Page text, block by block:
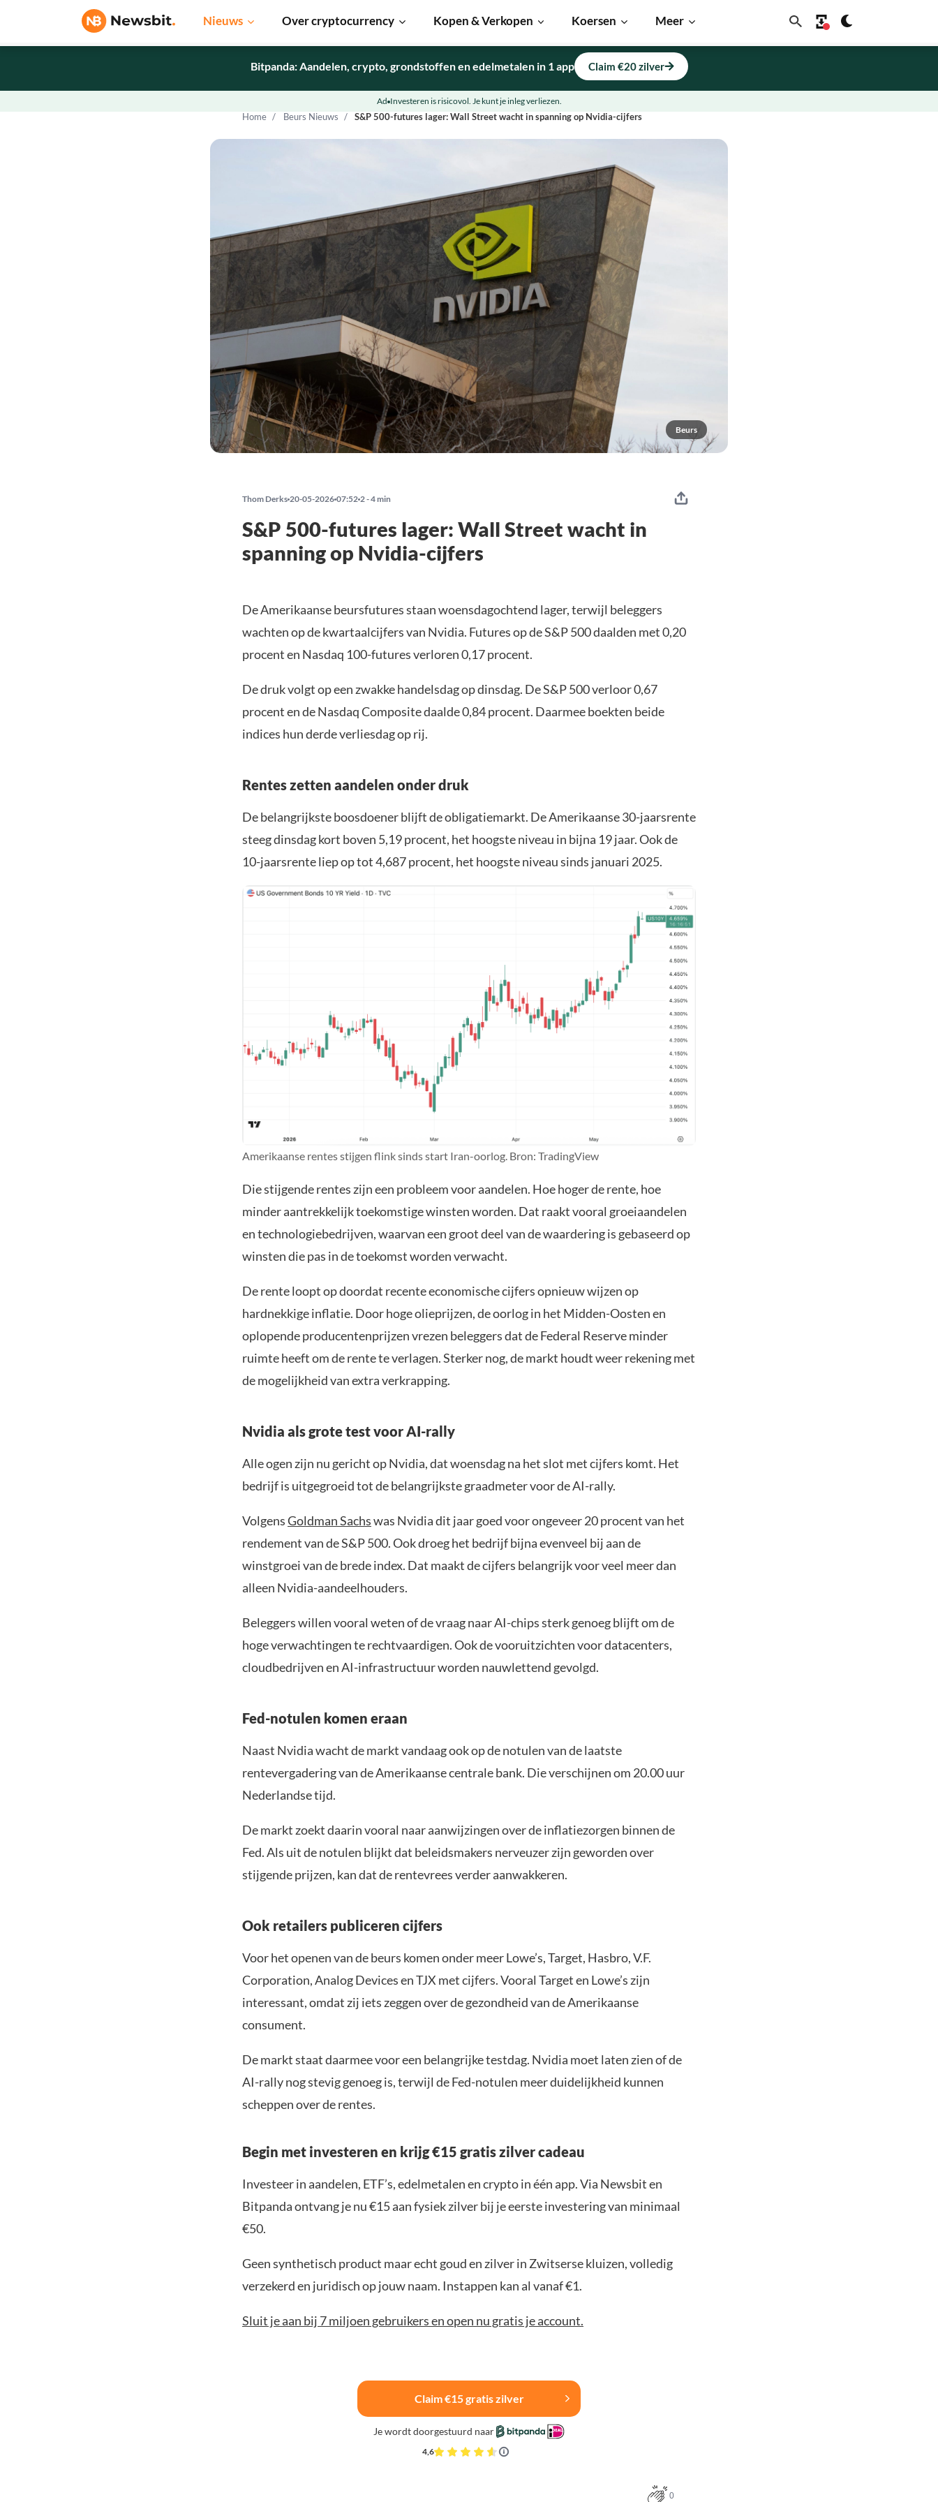
Nieuws Over cryptocurrency Kopen & Verkopen Koersen Meer
Home Beurs Nieuws S&P 500-futures lager: Wall Street wacht in spanning op Nvidia-cijfers
Beurs
Bitpanda: Aandelen, crypto, grondstoffen en edelmetalen in 1 app Claim €20 zilver
Ad Investeren is risicovol. Je kunt je inleg verliezen.
Thom Derks 20-05-2026 07:52 2 - 4 min
S&P 500-futures lager: Wall Street wacht in
spanning op Nvidia-cijfers
De Amerikaanse beursfutures staan woensdagochtend lager, terwijl beleggers
wachten op de kwartaalcijfers van Nvidia. Futures op de S&P 500 daalden met 0,20
procent en Nasdaq 100-futures verloren 0,17 procent.
De druk volgt op een zwakke handelsdag op dinsdag. De S&P 500 verloor 0,67
procent en de Nasdaq Composite daalde 0,84 procent. Daarmee boekten beide
indices hun derde verliesdag op rij.
Rentes zetten aandelen onder druk
De belangrijkste boosdoener blijft de obligatiemarkt. De Amerikaanse 30-jaarsrente
steeg dinsdag kort boven 5,19 procent, het hoogste niveau in bijna 19 jaar. Ook de
10-jaarsrente liep op tot 4,687 procent, het hoogste niveau sinds januari 2025.
Amerikaanse rentes stijgen flink sinds start Iran-oorlog. Bron: TradingView
Die stijgende rentes zijn een probleem voor aandelen. Hoe hoger de rente, hoe
minder aantrekkelijk toekomstige winsten worden. Dat raakt vooral groeiaandelen
en technologiebedrijven, waarvan een groot deel van de waardering is gebaseerd op
winsten die pas in de toekomst worden verwacht.
De rente loopt op doordat recente economische cijfers opnieuw wijzen op
hardnekkige inflatie. Door hoge olieprijzen, de oorlog in het Midden-Oosten en
oplopende producentenprijzen vrezen beleggers dat de Federal Reserve minder
ruimte heeft om de rente te verlagen. Sterker nog, de markt houdt weer rekening met
de mogelijkheid van extra verkrapping.
Nvidia als grote test voor AI-rally
Alle ogen zijn nu gericht op Nvidia, dat woensdag na het slot met cijfers komt. Het
bedrijf is uitgegroeid tot de belangrijkste graadmeter voor de AI-rally.
VolgensGoldman Sachswas Nvidia dit jaar goed voor ongeveer 20 procent van het
rendement van de S&P 500. Ook droeg het bedrijf bijna evenveel bij aan de
winstgroei van de brede index. Dat maakt de cijfers belangrijk voor veel meer dan
alleen Nvidia-aandeelhouders.
Beleggers willen vooral weten of de vraag naar AI-chips sterk genoeg blijft om de
hoge verwachtingen te rechtvaardigen. Ook de vooruitzichten voor datacenters,
cloudbedrijven en AI-infrastructuur worden nauwlettend gevolgd.
Fed-notulen komen eraan
Naast Nvidia wacht de markt vandaag ook op de notulen van de laatste
rentevergadering van de Amerikaanse centrale bank. Die verschijnen om 20.00 uur
Nederlandse tijd.
De markt zoekt daarin vooral naar aanwijzingen over de inflatiezorgen binnen de
Fed. Als uit de notulen blijkt dat beleidsmakers nerveuzer zijn geworden over
stijgende prijzen, kan dat de rentevrees verder aanwakkeren.
Ook retailers publiceren cijfers
Voor het openen van de beurs komen onder meer Lowe’s, Target, Hasbro, V.F.
Corporation, Analog Devices en TJX met cijfers. Vooral Target en Lowe’s zijn
interessant, omdat zij iets zeggen over de gezondheid van de Amerikaanse
consument.
De markt staat daarmee voor een belangrijke testdag. Nvidia moet laten zien of de
AI-rally nog stevig genoeg is, terwijl de Fed-notulen meer duidelijkheid kunnen
scheppen over de rentes.
Begin met investeren en krijg €15 gratis zilver cadeau
Investeer in aandelen, ETF’s, edelmetalen en crypto in één app. Via Newsbit en
Bitpanda ontvang je nu €15 aan fysiek zilver bij je eerste investering van minimaal
€50.
Geen synthetisch product maar echt goud en zilver in Zwitserse kluizen, volledig
verzekerd en juridisch op jouw naam. Instappen kan al vanaf €1.
Sluit je aan bij 7 miljoen gebruikers en open nu gratis je account.
Claim €15 gratis zilver
Je wordt doorgestuurd naar
4,6
0